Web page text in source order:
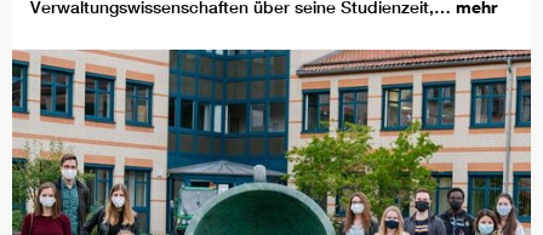
Verwaltungswissenschaften über seine Studienzeit,… mehr